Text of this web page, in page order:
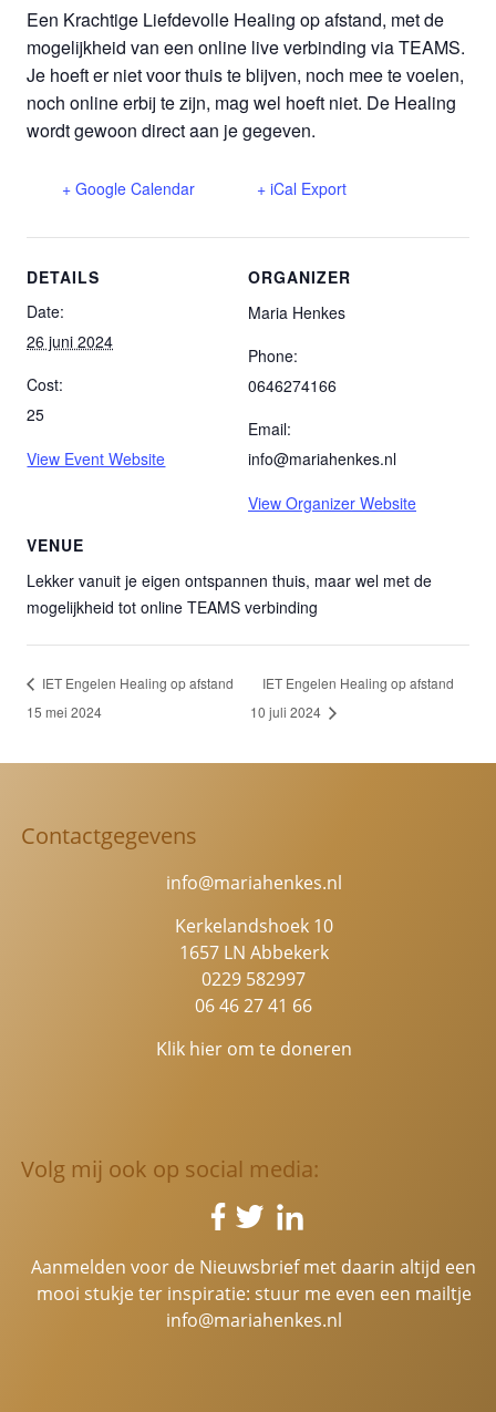
Een Krachtige Liefdevolle Healing op afstand, met de
mogelijkheid van een online live verbinding via TEAMS.
Je hoeft er niet voor thuis te blijven, noch mee te voelen,
noch online erbij te zijn, mag wel hoeft niet. De Healing
wordt gewoon direct aan je gegeven.
+ Google Calendar + iCal Export
DETAILS
Date:
26 juni 2024
Cost:
25
View Event Website
VENUE
Lekker vanuit je eigen ontspannen thuis, maar wel met de
mogelijkheid tot online TEAMS verbinding
ORGANIZER
Maria Henkes
Phone:
0646274166
Email:
info@mariahenkes.nl
View Organizer Website
IET Engelen Healing op afstand
15 mei 2024
IET Engelen Healing op afstand
10 juli 2024
Contactgegevens
info@mariahenkes.nl
Kerkelandshoek 10
1657 LN Abbekerk
0229 582997
06 46 27 41 66
Klik hier om te doneren
Volg mij ook op social media:
Aanmelden voor de Nieuwsbrief met daarin altijd een
mooi stukje ter inspiratie: stuur me even een mailtje
info@mariahenkes.nl